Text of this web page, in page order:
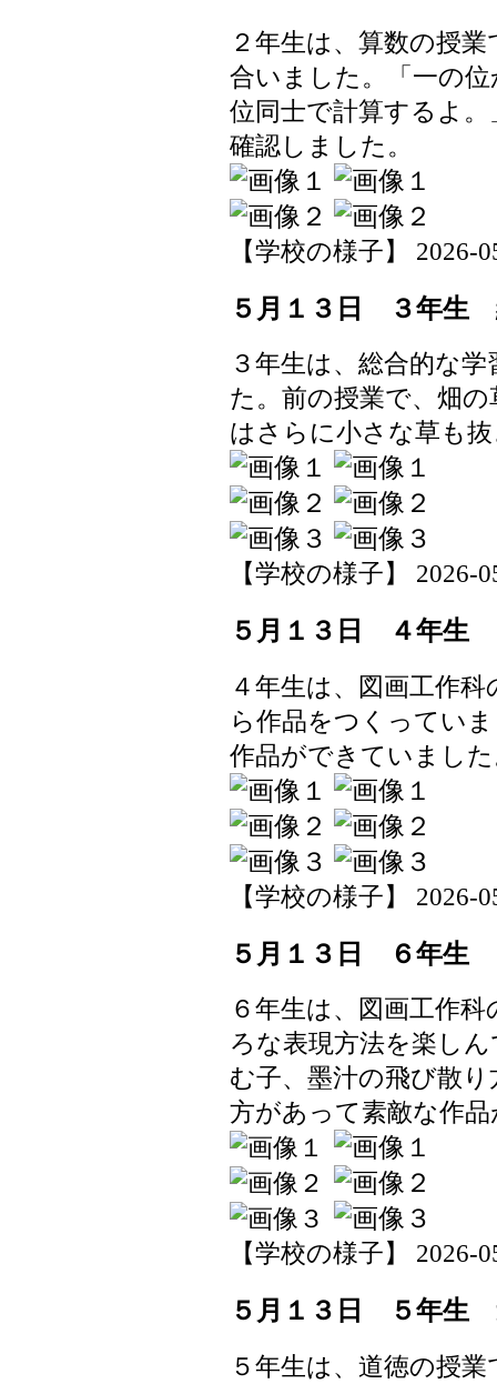
２年生は、算数の授
合いました。「一の
位同士で計算するよ
確認しました。
【学校の様子】 2026-
５月１３日 ３年生
３年生は、総合的な
た。前の授業で、畑
はさらに小さな草も
【学校の様子】 2026-
５月１３日 ４年生
４年生は、図画工作
ら作品をつくってい
作品ができていまし
【学校の様子】 2026-
５月１３日 ６年生
６年生は、図画工作
ろな表現方法を楽し
む子、墨汁の飛び散
方があって素敵な作
【学校の様子】 2026-
５月１３日 ５年生
５年生は、道徳の授